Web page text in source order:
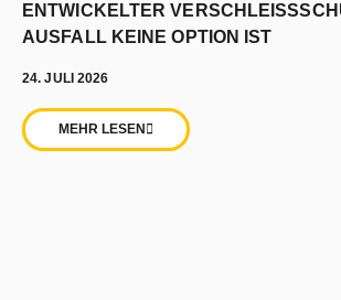
ENTWICKELTER
AUSFALL KEINE OPTION IST
24. JULI 2026
MEHR LESEN